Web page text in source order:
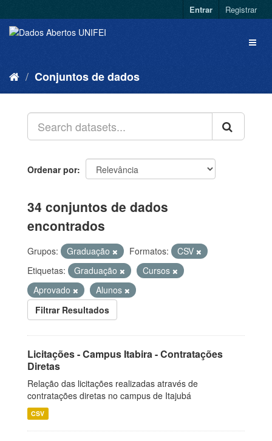
Entrar Registrar
Conjuntos de dados
Ordenar por
34 conjuntos de dados
encontrados
Grupos: Graduação Formatos:
CSV
Etiquetas:
Graduação
Cursos
Aprovado
Alunos
Filtrar Resultados
Licitações - Campus Itabira - Contratações
Diretas
Relação das licitações realizadas através de
contratações diretas no campus de Itajubá
CSV